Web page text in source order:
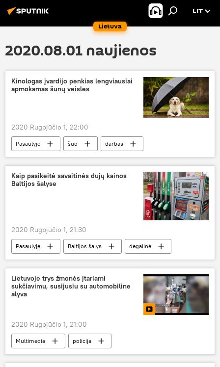
Lietuva
LIT
2020.08.01 naujienos
Kinologas įvardijo penkias lengviausiai
apmokamas šunų veisles
2020 Rugpjūčio 1, 22:00
Pasaulyje šuo
darbas
kinologai
Kaip pasikeitė savaitinės dujų kainos
Baltijos šalyse
2020 Rugpjūčio 1, 21:30
Pasaulyje Baltijos šalys
degalinė
degalai
Lietuvoje trys žmonės įtariami
sukčiavimu, susijusiu su automobiline
alyva
2020 Rugpjūčio 1, 21:00
Multimedia policija